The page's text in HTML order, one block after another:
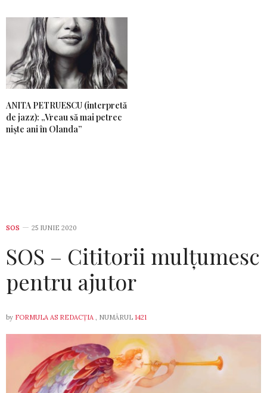
ANITA PETRUESCU (interpretă
de jazz): „Vreau să mai petrec
niște ani în Olanda”
SOS 25 IUNIE 2020
SOS – Cititorii mulțumesc
pentru ajutor
by FORMULA AS REDACȚIA , NUMĂRUL 1421